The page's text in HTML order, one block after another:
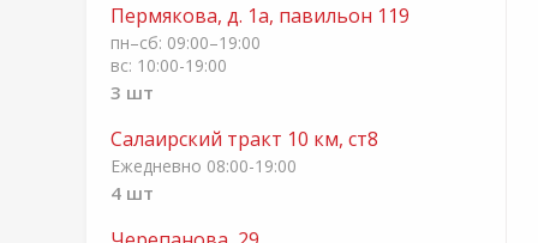
Пермякова, д. 1а, павильон 119
пн–сб: 09:00–19:00
вс: 10:00-19:00
3 шт
Салаирский тракт 10 км, ст8
Ежедневно 08:00-19:00
4 шт